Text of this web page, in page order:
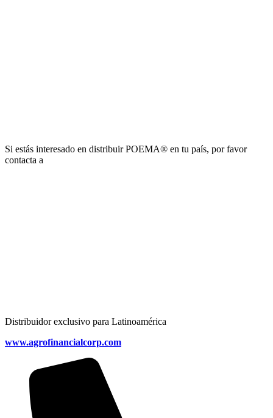
Si estás interesado en distribuir POEMA® en tu país, por favor
contacta a
Distribuidor exclusivo para Latinoamérica
www.agrofinancialcorp.com